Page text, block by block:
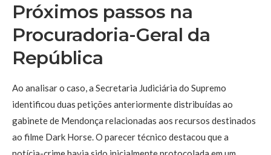
Próximos passos na
Procuradoria-Geral da
República
Ao analisar o caso, a Secretaria Judiciária do Supremo
identificou duas petições anteriormente distribuídas ao
gabinete de Mendonça relacionadas aos recursos destinados
ao filme Dark Horse. O parecer técnico destacou que a